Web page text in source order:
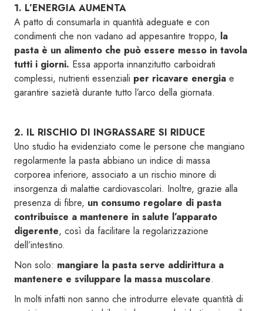
1. L’ENERGIA AUMENTA
A patto di consumarla in quantità adeguate e con
condimenti che non vadano ad appesantire troppo, la
pasta è un alimento che può essere messo in tavola
tutti i giorni. Essa apporta innanzitutto carboidrati
complessi, nutrienti essenziali per ricavare energia e
garantire sazietà durante tutto l’arco della giornata.
2. IL RISCHIO DI INGRASSARE SI RIDUCE
Uno studio ha evidenziato come le persone che mangiano
regolarmente la pasta abbiano un indice di massa
corporea inferiore, associato a un rischio minore di
insorgenza di malattie cardiovascolari. Inoltre, grazie alla
presenza di fibre, un consumo regolare di pasta
contribuisce a mantenere in salute l’apparato
digerente, così da facilitare la regolarizzazione
dell’intestino.
Non solo: mangiare la pasta serve addirittura a
mantenere e sviluppare la massa muscolare.
In molti infatti non sanno che introdurre elevate quantità di